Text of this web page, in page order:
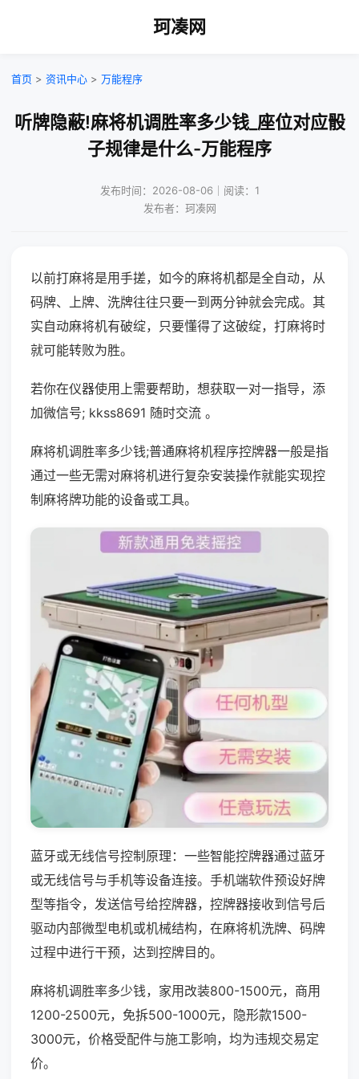
珂凑网
首页 > 资讯中心 > 万能程序
听牌隐蔽!麻将机调胜率多少钱_座位对应骰
子规律是什么-万能程序
发布时间：2026-08-06｜阅读：1
发布者：珂凑网
以前打麻将是用手搓，如今的麻将机都是全自动，从
码牌、上牌、洗牌往往只要一到两分钟就会完成。其
实自动麻将机有破绽，只要懂得了这破绽，打麻将时
就可能转败为胜。
若你在仪器使用上需要帮助，想获取一对一指导，添
加微信号; kkss8691 随时交流 。
麻将机调胜率多少钱;普通麻将机程序控牌器一般是指
通过一些无需对麻将机进行复杂安装操作就能实现控
制麻将牌功能的设备或工具。
蓝牙或无线信号控制原理：一些智能控牌器通过蓝牙
或无线信号与手机等设备连接。手机端软件预设好牌
型等指令，发送信号给控牌器，控牌器接收到信号后
驱动内部微型电机或机械结构，在麻将机洗牌、码牌
过程中进行干预，达到控牌目的。
麻将机调胜率多少钱，家用改装800-1500元，商用
1200-2500元，免拆500-1000元，隐形款1500-
3000元，价格受配件与施工影响，均为违规交易定
价。